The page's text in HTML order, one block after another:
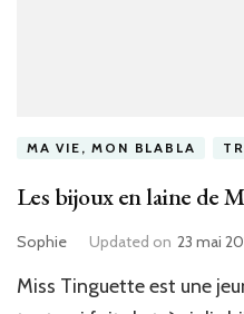
MA VIE, MON BLABLA
Les bijoux en laine de
Sophie Updated on 23 mai
Miss Tinguette est une